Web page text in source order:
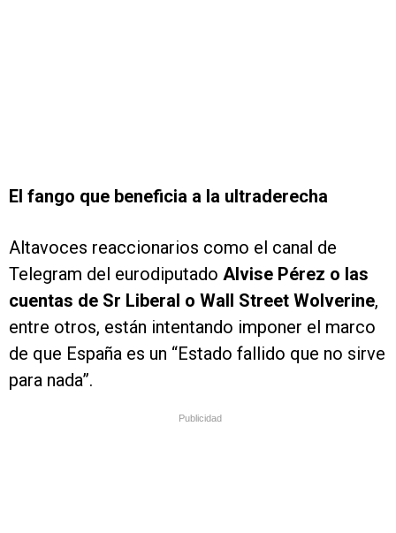
El fango que beneficia a la ultraderecha
Altavoces reaccionarios como el canal de
Telegram del eurodiputado Alvise Pérez o las
cuentas de Sr Liberal o Wall Street Wolverine,
entre otros, están intentando imponer el marco
de que España es un “Estado fallido que no sirve
para nada”.
Publicidad